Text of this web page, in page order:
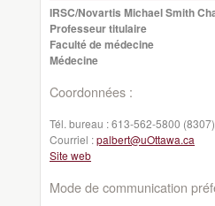
IRSC/Novartis Michael Smith
Professeur titulaire
Faculté de médecine
Médecine
Coordonnées :
Tél. bureau :613-562-5800 (8307)
Courriel :palbert@uOttawa.ca
Site web
Mode de communication